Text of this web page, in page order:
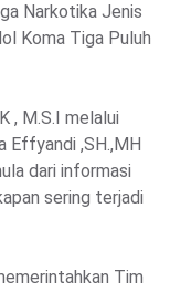
Narkotika Jenis
Koma Tiga Puluh
, M.S.I melalui
Effyandi ,SH.,MH
dari informasi
sering terjadi
Tim